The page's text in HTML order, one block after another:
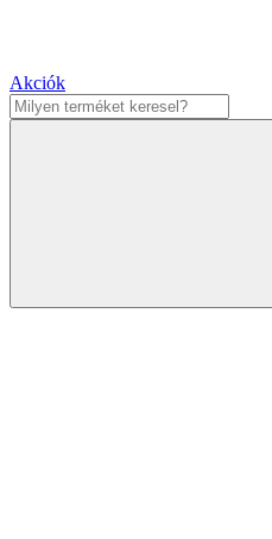
Akciók